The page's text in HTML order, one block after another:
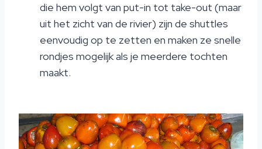
die hem volgt van put-in tot take-out (maar
uit het zicht van de rivier) zijn de shuttles
eenvoudig op te zetten en maken ze snelle
rondjes mogelijk als je meerdere tochten
maakt.